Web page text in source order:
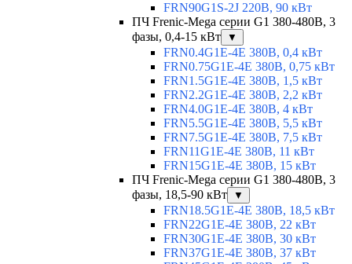
FRN90G1S-2J 220В, 90 кВт
ПЧ Frenic-Mega серии G1 380-480В, 3
фазы, 0,4-15 кВт
▼
FRN0.4G1E-4E 380В, 0,4 кВт
FRN0.75G1E-4E 380В, 0,75 кВт
FRN1.5G1E-4E 380В, 1,5 кВт
FRN2.2G1E-4E 380В, 2,2 кВт
FRN4.0G1E-4E 380В, 4 кВт
FRN5.5G1E-4E 380В, 5,5 кВт
FRN7.5G1E-4E 380В, 7,5 кВт
FRN11G1E-4E 380В, 11 кВт
FRN15G1E-4E 380В, 15 кВт
ПЧ Frenic-Mega серии G1 380-480В, 3
фазы, 18,5-90 кВт
▼
FRN18.5G1E-4E 380В, 18,5 кВт
FRN22G1E-4E 380В, 22 кВт
FRN30G1E-4E 380В, 30 кВт
FRN37G1E-4E 380В, 37 кВт